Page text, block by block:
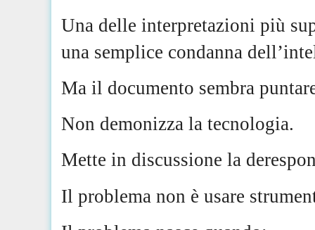
Una delle interpretazioni più
una semplice condanna
Ma il documento sembra
Non demonizza la tecnologia.
Mette in discussione la
Il problema non è usare